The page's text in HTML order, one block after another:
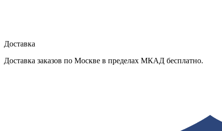
Доставка
Доставка заказов по Москве в пределах МКАД бесплатно.